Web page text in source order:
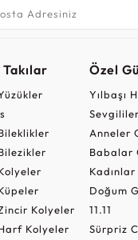
Takılar
Kolyeler
Kolyeler
Özel
Yılbaşı
Anneler
Babalar
Doğum
11.11
Sürpriz